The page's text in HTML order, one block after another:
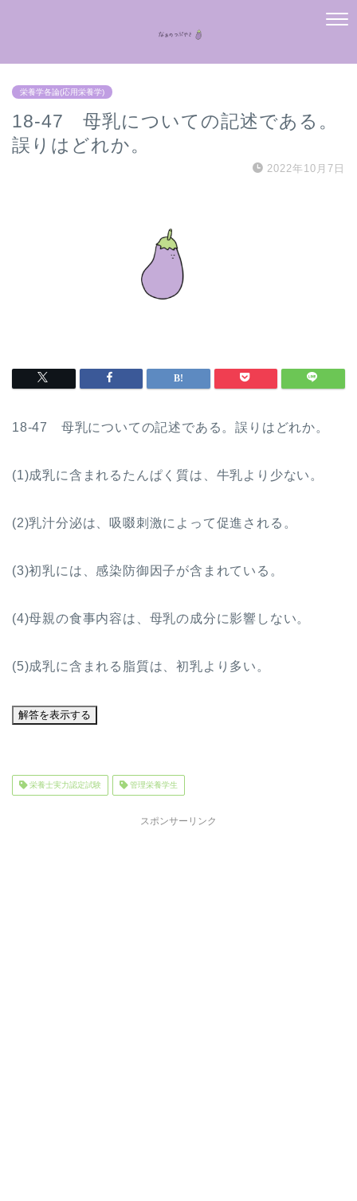
栄養学各論(応用栄養学)
18-47 母乳についての記述である。
誤りはどれか。
2022年10月7日
18-47 母乳についての記述である。誤りはどれか。
(1)成乳に含まれるたんぱく質は、牛乳より少ない。
(2)乳汁分泌は、吸啜刺激によって促進される。
(3)初乳には、感染防御因子が含まれている。
(4)母親の食事内容は、母乳の成分に影響しない。
(5)成乳に含まれる脂質は、初乳より多い。
栄養士実力認定試験 管理栄養学生
スポンサーリンク